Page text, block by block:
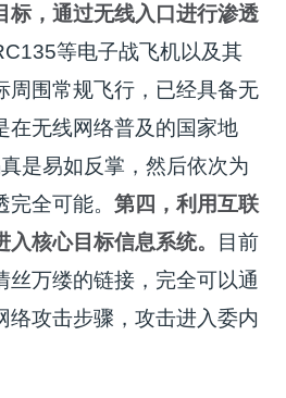
标，通过无线入口进行渗透
等电子战飞机以及其
周围常规飞行，已经具备无
在无线网络普及的国家地
是易如反掌，然后依次为
完全可能。第四，利用互联
核心目标信息系统。 目前
丝万缕的链接，完全可以通
络攻击步骤，攻击进入委内